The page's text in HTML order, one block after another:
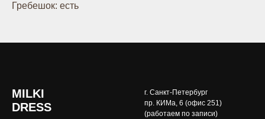
Гребешок: есть
MILKI
DRESS
г. Санкт-Петербург
пр. КИМа, 6 (офис 251)
(работаем по записи)